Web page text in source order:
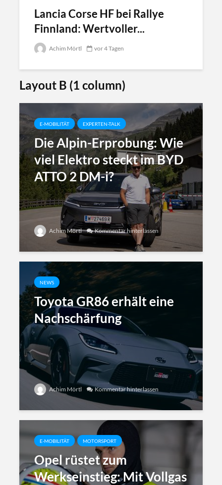
Lancia Corse HF bei Rallye
Finnland: Wertvoller...
Achim Mörtl vor 4 Tagen
Layout B (1 column)
E-MOBILITÄT EXPERTEN-TALK
Die Alpin-Erprobung: Wie
viel Elektro steckt im BYD
ATTO 2 DM-i?
Achim Mörtl Kommentar hinterlassen
NEWS
Toyota GR86 erhält eine
Nachschärfung
Achim Mörtl Kommentar hinterlassen
E-MOBILITÄT MOTORSPORT
Opel rüstet zum
Werkseinstieg: Mit Vollgas